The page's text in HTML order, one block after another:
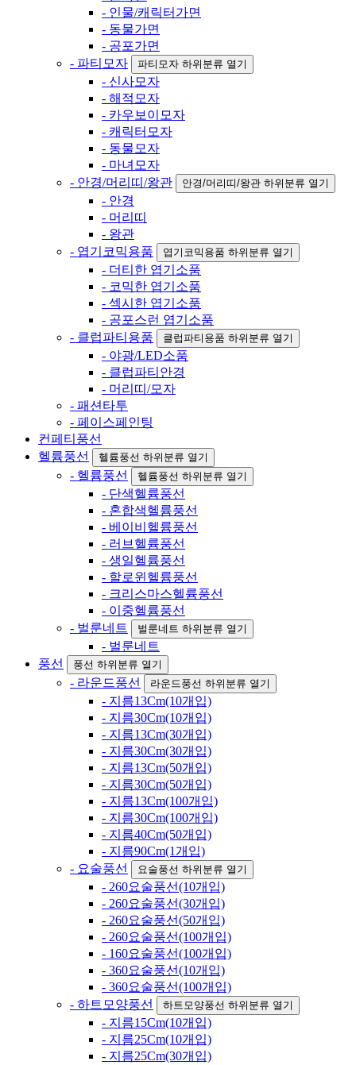
- 인물/캐릭터가면
- 동물가면
- 공포가면
- 파티모자
파티모자 하위분류 열기
- 신사모자
- 해적모자
- 카우보이모자
- 캐릭터모자
- 동물모자
- 마녀모자
- 안경/머리띠/왕관
안경/머리띠/왕관 하위분류 열기
- 안경
- 머리띠
- 왕관
- 엽기코믹용품
엽기코믹용품 하위분류 열기
- 더티한 엽기소품
- 코믹한 엽기소품
- 섹시한 엽기소품
- 공포스런 엽기소품
- 클럽파티용품
클럽파티용품 하위분류 열기
- 야광/LED소품
- 클럽파티안경
- 머리띠/모자
- 패션타투
- 페이스페인팅
컨페티풍선
헬륨풍선
헬륨풍선 하위분류 열기
- 헬륨풍선 헬륨풍선 하위분류 열기
- 단색헬륨풍선
- 혼합색헬륨풍선
- 베이비헬륨풍선
- 러브헬륨풍선
- 생일헬륨풍선
- 할로윈헬륨풍선
- 크리스마스헬륨풍선
- 이중헬륨풍선
- 벌룬네트
벌룬네트 하위분류 열기
- 벌룬네트
풍선
풍선 하위분류 열기
- 라운드풍선 라운드풍선 하위분류 열기
- 지름13Cm(10개입)
- 지름30Cm(10개입)
- 지름13Cm(30개입)
- 지름30Cm(30개입)
- 지름13Cm(50개입)
- 지름30Cm(50개입)
- 지름13Cm(100개입)
- 지름30Cm(100개입)
- 지름40Cm(50개입)
- 지름90Cm(1개입)
- 요술풍선
요술풍선 하위분류 열기
- 260요술풍선(10개입)
- 260요술풍선(30개입)
- 260요술풍선(50개입)
- 260요술풍선(100개입)
- 160요술풍선(100개입)
- 360요술풍선(10개입)
- 360요술풍선(100개입)
- 하트모양풍선
하트모양풍선 하위분류 열기
- 지름15Cm(10개입)
- 지름25Cm(10개입)
- 지름25Cm(30개입)